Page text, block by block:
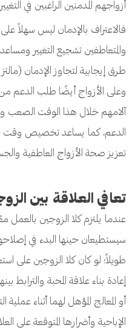
أزواجهم المدمنين الراغبين في
فالاعتراف بالإدمان ليس سهلاً على
والمتعاطفين تشجيع التغيير
وعلى الأزواج أيضًا طلب الدعم
آلامهم خلال هذا الوقت الصعب
الدعم، كما يساعد تخصيص وقت
تعزيز صحة الأزواج العاطفية
تعافي العلاقة بين
عندما يلتزم كلا الزوجين بالعمل
سيستطيعان حينها البدء في
طويلاً؛ لو كان كلا الزوجين على
إعادة بناء علاقة المحبة والترابط
أو المعالج المؤهل لهما أثناء عملية
الإباحية وأضرارها المتوقعة على